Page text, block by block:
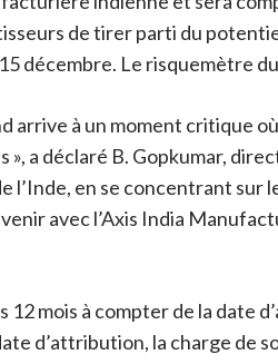
de tirer parti du
décembre. Le risquemètre
arrive à un moment critique
», a déclaré B. Gopkumar,
l’Inde, en se concentrant
avec l’Axis India
mois à compter de la date
d’attribution, la charge